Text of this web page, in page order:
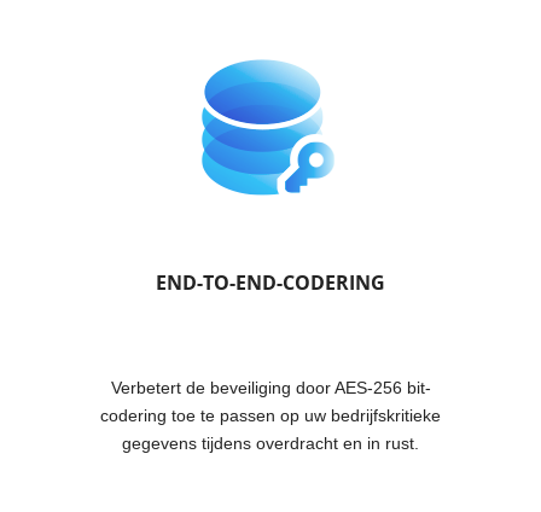
END-TO-END-CODERING
Verbetert de beveiliging door AES-256 bit-
codering toe te passen op uw bedrijfskritieke
gegevens tijdens overdracht en in rust.